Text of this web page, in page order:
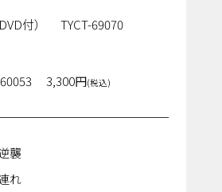
付）
TYCT-69070
3,300円(税込)
襲
れ